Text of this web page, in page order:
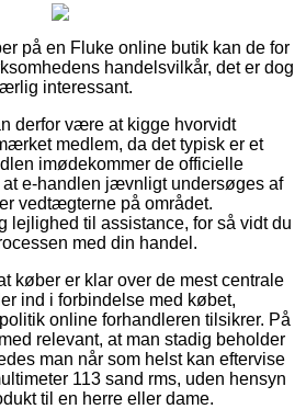
på en Fluke online butik kan de for
handelsvilkår, det er dog
interessant.
derfor være at kigge hvorvidt
medlem, da det typisk er et
imødekommer de officielle
at e-handlen jævnligt undersøges af
vedtægterne på området.
lejlighed til assistance, for så vidt du
med din handel.
køber er klar over de mest centrale
ind i forbindelse med købet,
online forhandleren tilsikrer. På
relevant, at man stadig beholder
man når som helst kan eftervise
113 sand rms, uden hensyn
til en herre eller dame.